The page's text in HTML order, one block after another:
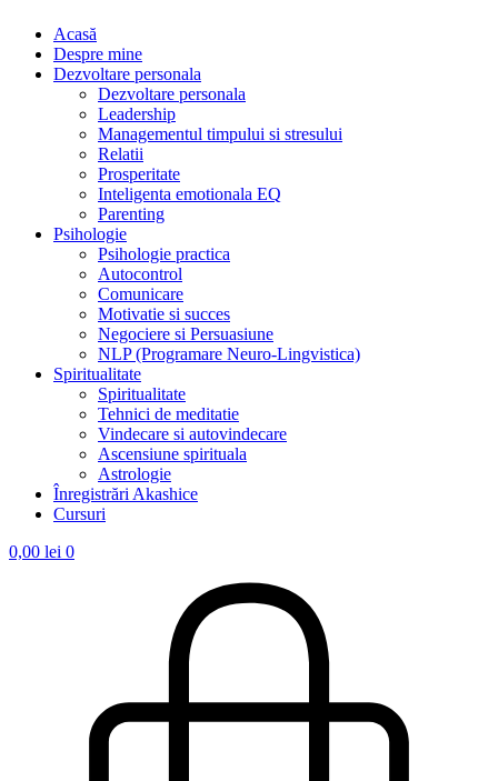
Acasă
Despre mine
Dezvoltare personala
Dezvoltare personala
Leadership
Managementul timpului si stresului
Relatii
Prosperitate
Inteligenta emotionala EQ
Parenting
Psihologie
Psihologie practica
Autocontrol
Comunicare
Motivatie si succes
Negociere si Persuasiune
NLP (Programare Neuro-Lingvistica)
Spiritualitate
Spiritualitate
Tehnici de meditatie
Vindecare si autovindecare
Ascensiune spirituala
Astrologie
Înregistrări Akashice
Cursuri
0,00 lei 0